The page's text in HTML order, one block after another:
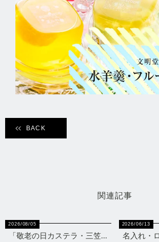
BACK
関連記事
2026/08/05
「敬老の日カステラ・三笠...
2026/06/13
名入れ・